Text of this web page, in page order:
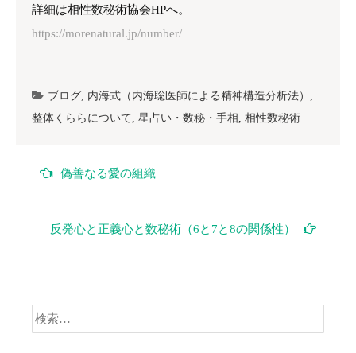
詳細は相性数秘術協会HPへ。
https://morenatural.jp/number/
ブログ, 内海式（内海聡医師による精神構造分析法） ,
整体くららについて , 星占い・数秘・手相 , 相性数秘術
偽善なる愛の組織
反発心と正義心と数秘術（6と7と8の関係性）
索: